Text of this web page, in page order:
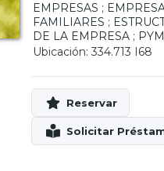
EMPRESAS ;
FAMILIARES ;
DE LA EMPRESA ;
Ubicación: 334.713 I68